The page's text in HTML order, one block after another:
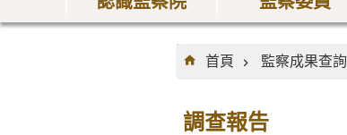
:::
首頁
監察成果查詢
調查報告